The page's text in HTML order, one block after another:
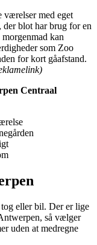
med eget
blot har brug for en
kan
som Zoo
for kort gåafstand.
Centraal
eller bil. Der er lige
så vælger
uden at medregne